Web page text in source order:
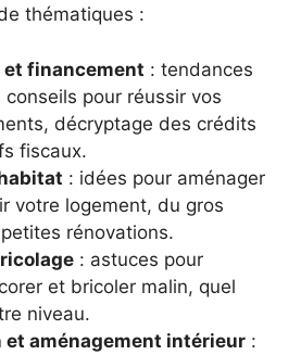
thématiques :
et financement : tendances
conseils pour réussir vos
décryptage des crédits
fiscaux.
: idées pour aménager
votre logement, du gros
rénovations.
: astuces pour
et bricoler malin, quel
niveau.
et aménagement intérieur :